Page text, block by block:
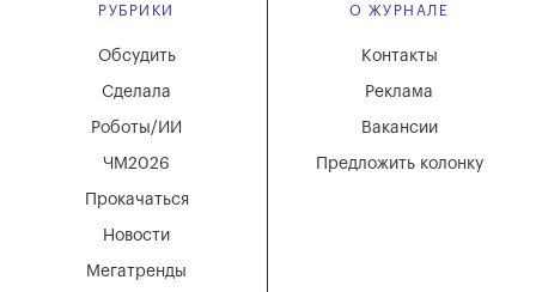
РУБРИКИ
Мегатренды
Новости
Обсудить
Сделала
Роботы/ИИ
ЧМ2026
Прокачаться
О ЖУРНАЛЕ
Вакансии
Реклама
Контакты
Предложить колонку